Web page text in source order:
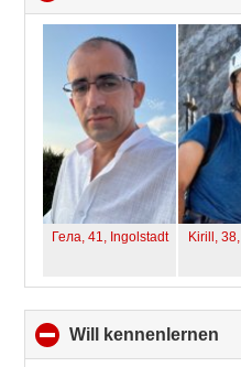
Гела, 41, Ingolstadt Kirill, 38,
will kennenlernen
to